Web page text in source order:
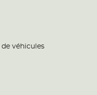
de véhicules